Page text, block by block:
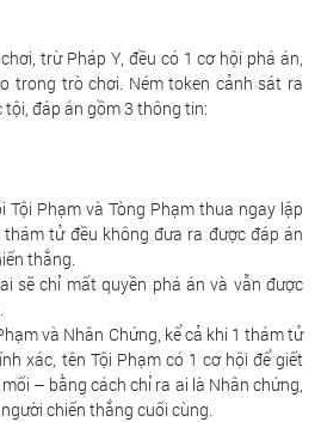
trừ Pháp Y, đều có 1 cơ hội phá án,
trong trò chơi. Ném token cảnh sát ra
đáp án gồm 3 thông tin:
Tội Phạm và Tòng Phạm thua ngay lập
tử đều không đưa ra được đáp án
thắng.
sẽ chỉ mất quyền phá án và vẫn được
và Nhân Chứng, kể cả khi 1 thám tử
xác, tên Tội Phạm có 1 cơ hội để giết
– bằng cách chỉ ra ai là Nhân chứng,
chiến thắng cuối cùng.